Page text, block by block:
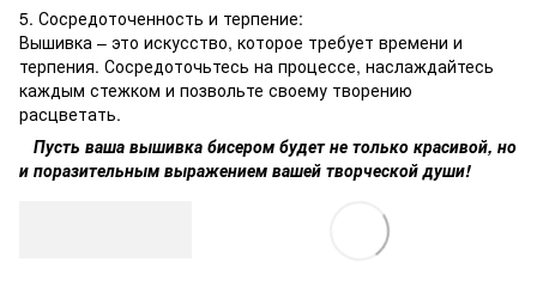
5. Сосредоточенность и терпение:
Вышивка – это искусство, которое требует времени и
терпения. Сосредоточьтесь на процессе, наслаждайтесь
каждым стежком и позвольте своему творению
расцветать.
Пусть ваша вышивка бисером будет не только красивой, но
и поразительным выражением вашей творческой души!